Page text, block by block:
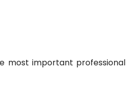
most important